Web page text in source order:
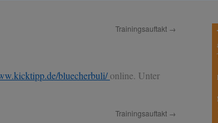
Trainingsauftakt →
bluecherbuli/online. Unter
Trainingsauftakt →